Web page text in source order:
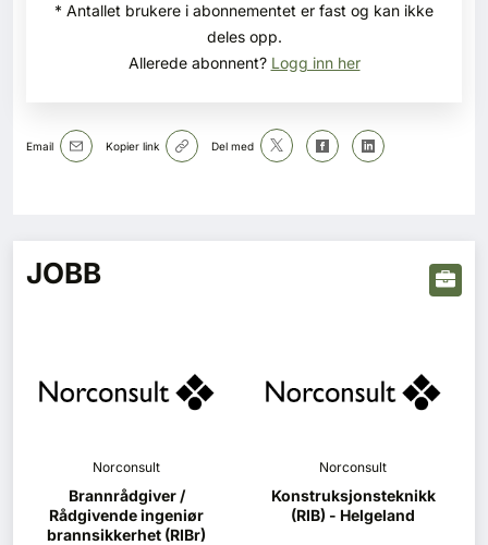
* Antallet brukere i abonnementet er fast og kan ikke
deles opp.
Allerede abonnent? Logg inn her
Email Kopier link Del med
JOBB
Norconsult
Brannrådgiver /
Rådgivende ingeniør
brannsikkerhet (RIBr)
Norconsult
Konstruksjonsteknikk
(RIB) - Helgeland